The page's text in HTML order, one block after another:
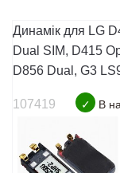
Динамік для LG
Dual SIM, D415
D856 Dual, G3
107419 ✓ В